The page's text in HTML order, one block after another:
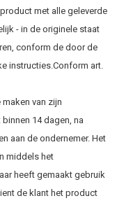
met alle geleverde
- in de originele staat
conform de door de
instructies.Conform art.
van zijn
14 dagen, na
aan de ondernemer. Het
middels het
heeft gemaakt gebruik
de klant het product